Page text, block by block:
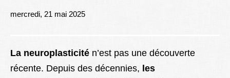
Lexique
mercredi, 21 mai 2025
La neuroplasticité n’est pas une découverte
récente. Depuis des décennies, les